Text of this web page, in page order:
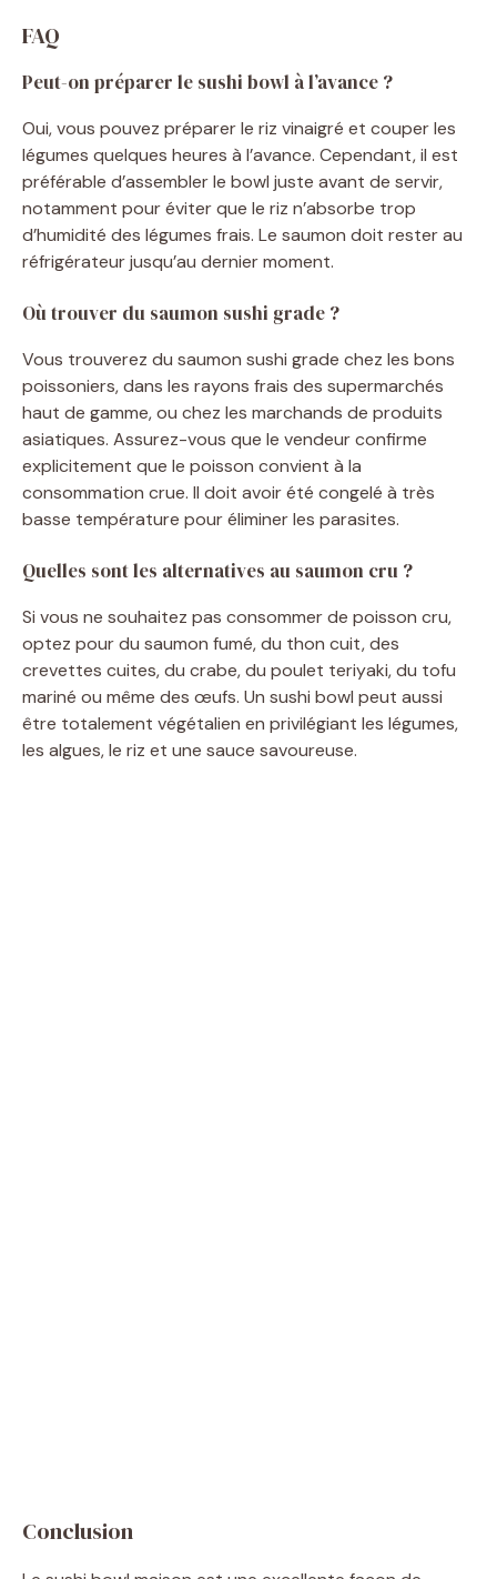
e
o
FAQ
Peut-on préparer le sushi bowl à l’avance ?
Oui, vous pouvez préparer le riz vinaigré et couper les
légumes quelques heures à l’avance. Cependant, il est
préférable d’assembler le bowl juste avant de servir,
notamment pour éviter que le riz n’absorbe trop
d’humidité des légumes frais. Le saumon doit rester au
réfrigérateur jusqu’au dernier moment.
Où trouver du saumon sushi grade ?
Vous trouverez du saumon sushi grade chez les bons
poissoniers, dans les rayons frais des supermarchés
haut de gamme, ou chez les marchands de produits
asiatiques. Assurez-vous que le vendeur confirme
explicitement que le poisson convient à la
consommation crue. Il doit avoir été congelé à très
basse température pour éliminer les parasites.
Quelles sont les alternatives au saumon cru ?
Si vous ne souhaitez pas consommer de poisson cru,
optez pour du saumon fumé, du thon cuit, des
crevettes cuites, du crabe, du poulet teriyaki, du tofu
mariné ou même des œufs. Un sushi bowl peut aussi
être totalement végétalien en privilégiant les légumes,
les algues, le riz et une sauce savoureuse.
Conclusion